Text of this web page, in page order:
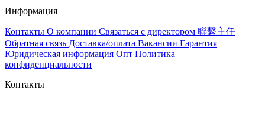
Информация
Контакты О компании Связаться с директором 聯繫主任
Обратная связь Доставка/оплата Вакансии Гарантия
Юридическая информация Опт Политика
конфиденциальности
Контакты